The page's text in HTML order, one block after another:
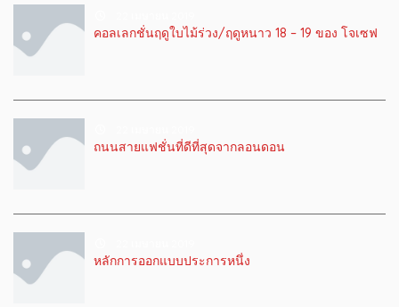
คอลเลกชั่นฤดูใบไม้ร่วง/ฤดูหนาว 18 – 19 ของ โจเซฟ
ถนนสายแฟชั่นที่ดีที่สุดจากลอนดอน
หลักการออกแบบประการหนึ่ง